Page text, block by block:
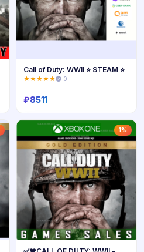
Купить
Call of Duty: WWII ⭐ STEAM ⭐
★★★★★ 0
₽8511
1%